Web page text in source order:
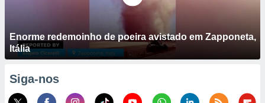
Enorme redemoinho de poeira avistado em Zapponeta,
Itália
Siga-nos